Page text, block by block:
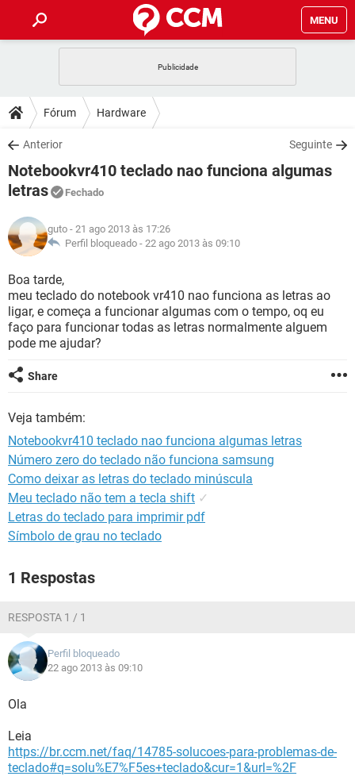
MENU
CELULAR
OUTLOOK
INSTAGRAM GMAIL
GUIA DE COMPRAS
DICAS
JOGOS
OUTLOOK
GUIA DE COMPRAS
DOWNLOADS
JOGOS WHATSAPP
CELULAR
OUTLOOK
INSTAGRAM
GUIA DE COMPRAS
FÓRUM
CELULAR FACEBOOK
INSTAGRAM GMAIL
GUIA DE COMPRAS
GLOSSÁRIO
JOGOS
CELULAR
OUTLOOK EXCEL
INSTAGRAM GMAIL
Fórum Hardware
Anterior Seguinte
Notebookvr410 teclado nao funciona algumas
letras
Fechado
guto - 21 ago 2013 às 17:26
Perfil bloqueado - 22 ago 2013 às 09:10
Boa tarde,
meu teclado do notebook vr410 nao funciona as letras ao
ligar, e começa a funcionar algumas com o tempo, oq eu
faço para funcionar todas as letras normalmente alguem
pode me ajudar?
Share
Veja também:
Notebookvr410 teclado nao funciona algumas letras
Número zero do teclado não funciona samsung
Como deixar as letras do teclado minúscula
Meu teclado não tem a tecla shift ✓
Letras do teclado para imprimir pdf
Símbolo de grau no teclado
1 Respostas
RESPOSTA 1 / 1
Perfil bloqueado
22 ago 2013 às 09:10
Ola
Leia
https://br.ccm.net/faq/14785-solucoes-para-problemas-de-
teclado#q=solu%E7%F5es+teclado&cur=1&url=%2F